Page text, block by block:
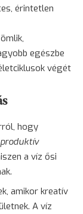
érintetlen
egészbe
végét
hogy
a víz ősi
amikor kreatív
A víz